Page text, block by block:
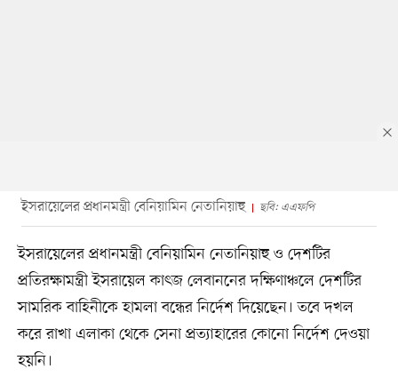
ইসরায়েলের প্রধানমন্ত্রী বেনিয়ামিন নেতানিয়াহু ছবি: এএফপি
ইসরায়েলের প্রধানমন্ত্রী বেনিয়ামিন নেতানিয়াহু ও দেশটির
প্রতিরক্ষামন্ত্রী ইসরায়েল কাৎজ লেবাননের দক্ষিণাঞ্চলে দেশটির
সামরিক বাহিনীকে হামলা বন্ধের নির্দেশ দিয়েছেন। তবে দখল
করে রাখা এলাকা থেকে সেনা প্রত্যাহারের কোনো নির্দেশ দেওয়া
হয়নি।